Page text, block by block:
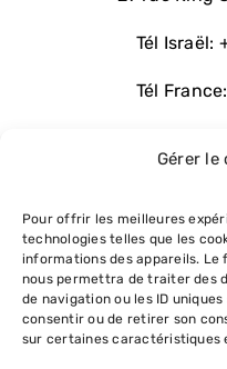
Gérer le
Pour offrir les meilleures
technologies telles que les
informations des appareils.
nous permettra de traiter des
de navigation ou les ID
consentir ou de retirer son
sur certaines caractéristiques
Tél Israël:
Tél France: